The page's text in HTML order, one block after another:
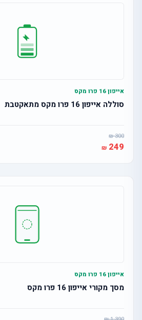
אייפון 16 פרו מקס
סוללה אייפון 16 פרו מקס מתאקטבת
300
249
אייפון 16 פרו מקס
מסך מקורי אייפון 16 פרו מקס